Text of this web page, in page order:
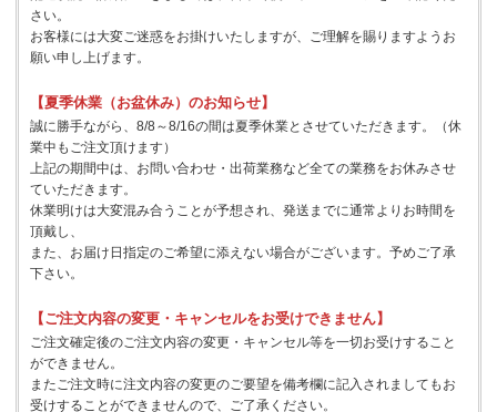
さい。
お客様には大変ご迷惑をお掛けいたしますが、ご理解を賜りますようお
願い申し上げます。
【夏季休業（お盆休み）のお知らせ】
誠に勝手ながら、8/8～8/16の間は夏季休業とさせていただきます。（休
業中もご注文頂けます）
上記の期間中は、お問い合わせ・出荷業務など全ての業務をお休みさせ
ていただきます。
休業明けは大変混み合うことが予想され、発送までに通常よりお時間を
頂戴し、
また、お届け日指定のご希望に添えない場合がございます。予めご了承
下さい。
【ご注文内容の変更・キャンセルをお受けできません】
ご注文確定後のご注文内容の変更・キャンセル等を一切お受けすること
ができません。
またご注文時に注文内容の変更のご要望を備考欄に記入されましてもお
受けすることができませんので、ご了承ください。